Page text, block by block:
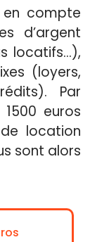
compte
d’argent
locatifs…),
(loyers,
Par
euros
location
sont alors